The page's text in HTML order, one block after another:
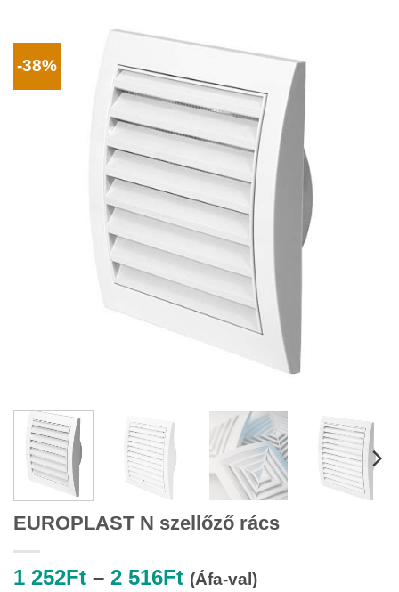
-38%
EUROPLAST N szellőző rács
1 252Ft – 2 516FtÁrtartomány:
(Áfa-val)